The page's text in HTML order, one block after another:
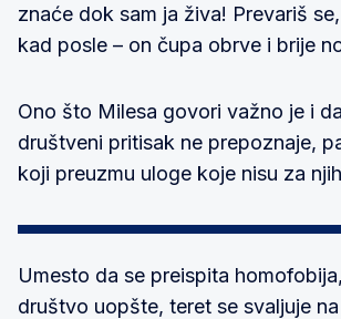
znaće dok sam ja živa! Prevariš
kad posle – on čupa obrve i brije
Ono što Milesa govori važno je i
društveni pritisak ne prepoznaje,
koji preuzmu uloge koje nisu za
Umesto da se preispita
društvo uopšte, teret se svaljuje